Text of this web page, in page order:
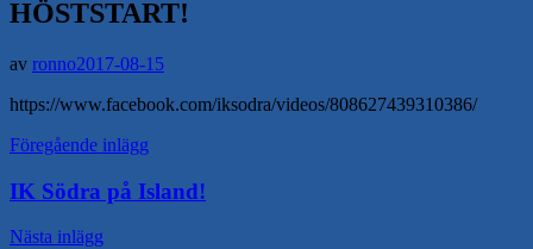
HÖSTSTART!
av ronno2017-08-15
https://www.facebook.com/iksodra/videos/808627439310386/
Inläggsnavigering
Föregående inlägg
IK Södra på Island!
Nästa inlägg